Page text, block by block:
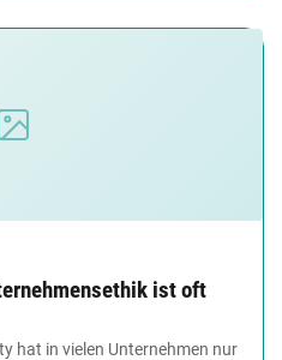
ist oft
hat in vielen Unternehmen nur